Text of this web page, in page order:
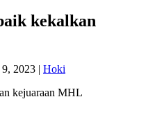
kekalkan
2023 | Hoki